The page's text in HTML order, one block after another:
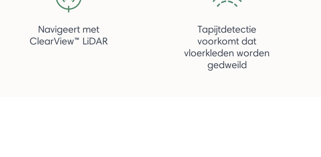
Navigeert met
ClearView™ LiDAR
Tapijtdetectie
voorkomt dat
vloerkleden worden
gedweild